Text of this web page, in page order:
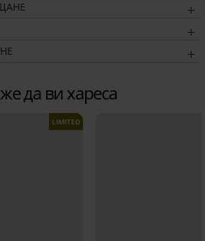
да ви хареса
LIMITED